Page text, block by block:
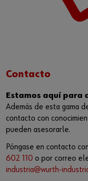
Contacto
Estamos aquí para
Además de esta gama
contacto con
pueden asesorarle.
Póngase en contacto
602 110 o por correo
industria@wurth-